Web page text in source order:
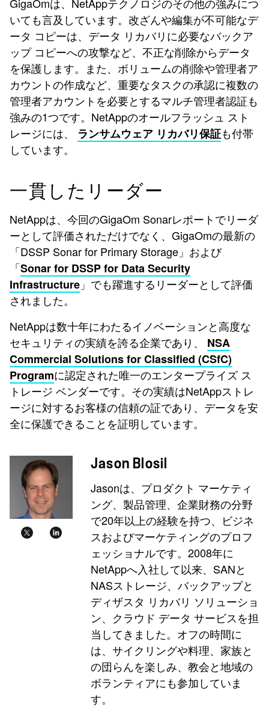
いても言及しています。改ざんや編集が不可能なデ
ータ コピーは、データ リカバリに必要なバックア
ップ コピーへの攻撃など、不正な削除からデータ
を保護します。また、ボリュームの削除や管理者ア
カウントの作成など、重要なタスクの承認に複数の
管理者アカウントを必要とするマルチ管理者認証も
強みの1つです。NetAppのオールフラッシュ スト
レージには、 ランサムウェア リカバリ保証も付帯
しています。
一貫したリーダー
NetAppは、今回のGigaOm Sonarレポートでリーダ
ーとして評価されただけでなく、GigaOmの最新の
「DSSP Sonar for Primary Storage」および
「Sonar for DSSP for Data Security
Infrastructure 」でも躍進するリーダーとして評価
されました。
NetAppは数十年にわたるイノベーションと高度な
セキュリティの実績を誇る企業であり、 NSA
Commercial Solutions for Classified (CSfC)
Programに認定された唯一のエンタープライズ ス
トレージ ベンダーです。その実績はNetAppストレ
ージに対するお客様の信頼の証であり、データを安
全に保護できることを証明しています。
Jason Blosil
Jasonは、プロダクト マーケティ
ング、製品管理、企業財務の分野
で20年以上の経験を持つ、ビジネ
スおよびマーケティングのプロフ
ェッショナルです。2008年に
NetAppへ入社して以来、SANと
NASストレージ、バックアップと
ディザスタ リカバリ ソリューショ
ン、クラウド データ サービスを担
当してきました。オフの時間に
は、サイクリングや料理、家族と
の団らんを楽しみ、教会と地域の
ボランティアにも参加していま
す。